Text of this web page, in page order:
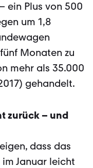
ein Plus von 500
um 1,8
Monaten zu
mehr als 35.000
gehandelt.
zurück – und
dass das
Januar leicht